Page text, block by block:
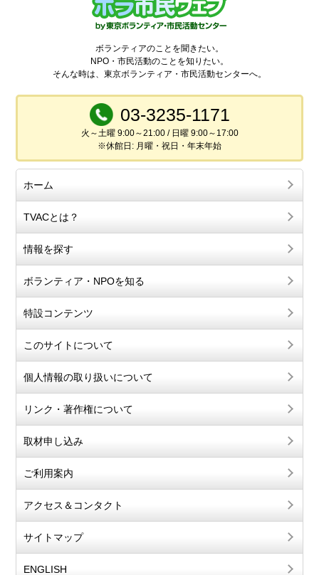
ボランティアのことを聞きたい。
NPO・市民活動のことを知りたい。
そんな時は、東京ボランティア・市民活動センターへ。
03-3235-1171
火～土曜 9:00～21:00 / 日曜 9:00～17:00
※休館日: 月曜・祝日・年末年始
ホーム
TVACとは？
情報を探す
ボランティア・NPOを知る
特設コンテンツ
このサイトについて
個人情報の取り扱いについて
リンク・著作権について
取材申し込み
ご利用案内
アクセス＆コンタクト
サイトマップ
ENGLISH